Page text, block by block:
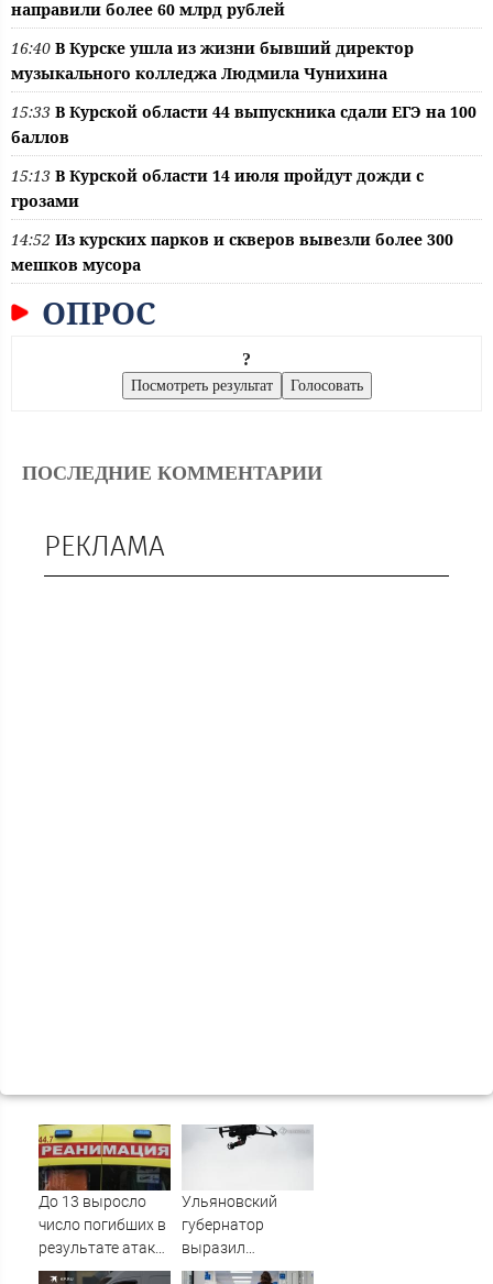
направили более 60 млрд рублей
16:40 В Курске ушла из жизни бывший директор
музыкального колледжа Людмила Чунихина
15:33 В Курской области 44 выпускника сдали ЕГЭ на 100
баллов
15:13 В Курской области 14 июля пройдут дожди с
грозами
14:52 Из курских парков и скверов вывезли более 300
мешков мусора
ОПРОС
?
ПОСЛЕДНИЕ КОММЕНТАРИИ
РЕКЛАМА
До 13 выросло
число погибших в
результате атаки
дронов ВСУ на
Ульяновский
губернатор
выразил
соболезнования